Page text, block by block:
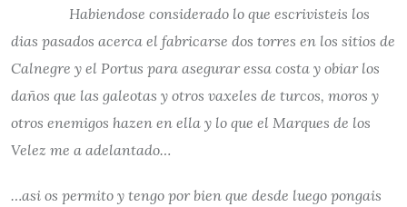
Habiendose considerado lo que escrivisteis los
dias pasados acerca el fabricarse dos torres en los sitios de
Calnegre y el Portus para asegurar essa costa y obiar los
daños que las galeotas y otros vaxeles de turcos, moros y
otros enemigos hazen en ella y lo que el Marques de los
Velez me a adelantado…
…asi os permito y tengo por bien que desde luego pongais